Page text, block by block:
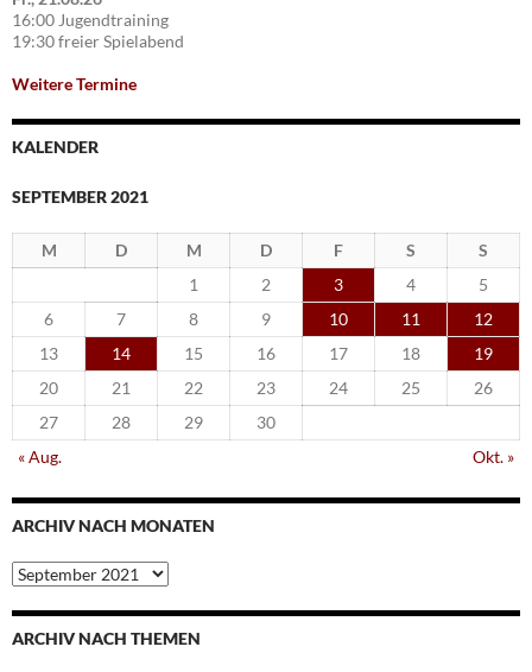
16:00 Jugendtraining
19:30 freier Spielabend
Weitere Termine
KALENDER
SEPTEMBER 2021
M D M D F S
S
1
2 3 4
5
6
7 8 9 10 11
12
13
14 15 16 17 18
19
20
21 22 23 24 25
26
27
28 29
30
« Aug.
Okt. »
ARCHIV NACH MONATEN
Archiv
nach
Monaten
ARCHIV NACH THEMEN